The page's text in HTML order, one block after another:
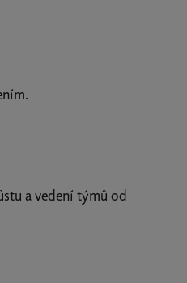
a vedení týmů od